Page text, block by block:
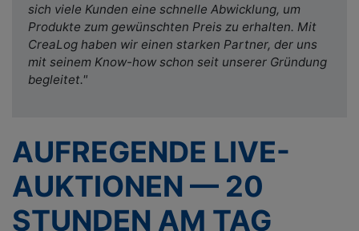
sich viele Kunden eine schnelle Abwicklung, um
Produkte zum gewünschten Preis zu erhalten. Mit
CreaLog haben wir einen starken Partner, der uns
mit seinem Know-how schon seit unserer Gründung
begleitet."
AUFREGENDE LIVE-
AUKTIONEN — 20
STUNDEN AM TAG